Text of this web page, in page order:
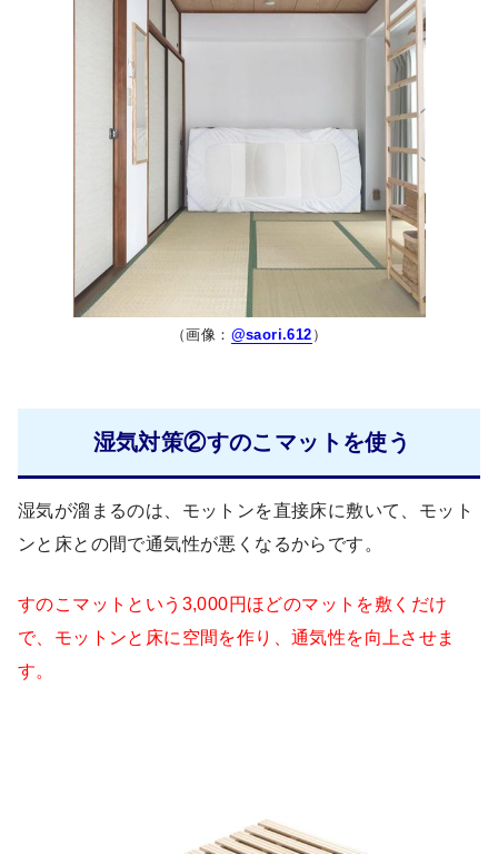
（画像： @saori.612 ）
湿気対策②すのこマットを使う
湿気が溜まるのは、モットンを直接床に敷いて、モット
ンと床との間で通気性が悪くなるからです。
すのこマットという3,000円ほどのマットを敷くだけ
で、モットンと床に空間を作り、通気性を向上させま
す。